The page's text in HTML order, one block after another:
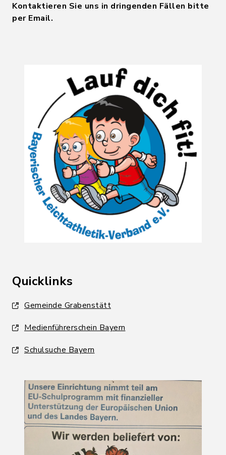
Kontaktieren Sie uns in dringenden Fällen bitte
per Email.
Quicklinks
Gemeinde Grabenstätt
Medienführerschein Bayern
Schulsuche Bayern